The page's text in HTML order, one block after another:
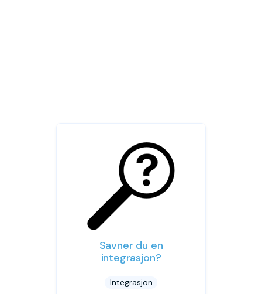
Savner du en
integrasjon?
Integrasjon